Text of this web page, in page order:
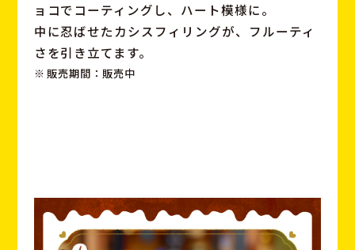
ョコでコーティングし、ハート模様に。
中に忍ばせたカシスフィリングが、フルーティ
さを引き立てます。
販売期間：販売中